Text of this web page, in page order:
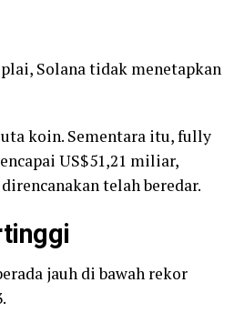
Solana tidak menetapkan
koin. Sementara itu, fully
US$51,21 miliar,
telah beredar.
jauh di bawah rekor